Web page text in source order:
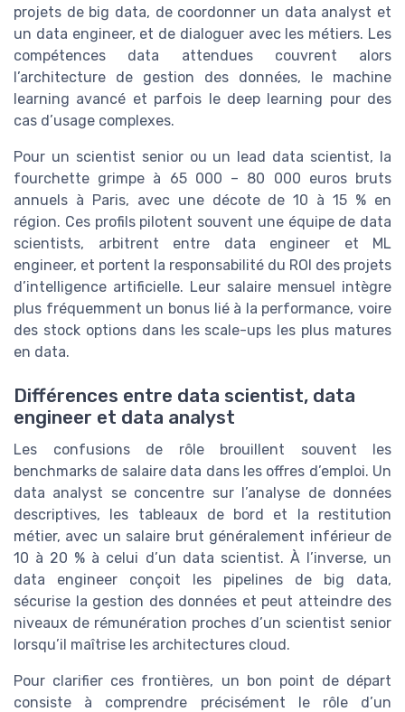
projets de big data, de coordonner un data analyst et
un data engineer, et de dialoguer avec les métiers. Les
compétences data attendues couvrent alors
l’architecture de gestion des données, le machine
learning avancé et parfois le deep learning pour des
cas d’usage complexes.
Pour un scientist senior ou un lead data scientist, la
fourchette grimpe à 65 000 – 80 000 euros bruts
annuels à Paris, avec une décote de 10 à 15 % en
région. Ces profils pilotent souvent une équipe de data
scientists, arbitrent entre data engineer et ML
engineer, et portent la responsabilité du ROI des projets
d’intelligence artificielle. Leur salaire mensuel intègre
plus fréquemment un bonus lié à la performance, voire
des stock options dans les scale-ups les plus matures
en data.
Différences entre data scientist, data
engineer et data analyst
Les confusions de rôle brouillent souvent les
benchmarks de salaire data dans les offres d’emploi. Un
data analyst se concentre sur l’analyse de données
descriptives, les tableaux de bord et la restitution
métier, avec un salaire brut généralement inférieur de
10 à 20 % à celui d’un data scientist. À l’inverse, un
data engineer conçoit les pipelines de big data,
sécurise la gestion des données et peut atteindre des
niveaux de rémunération proches d’un scientist senior
lorsqu’il maîtrise les architectures cloud.
Pour clarifier ces frontières, un bon point de départ
consiste à comprendre précisément le rôle d’un